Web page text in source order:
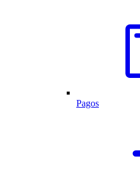
Pagos